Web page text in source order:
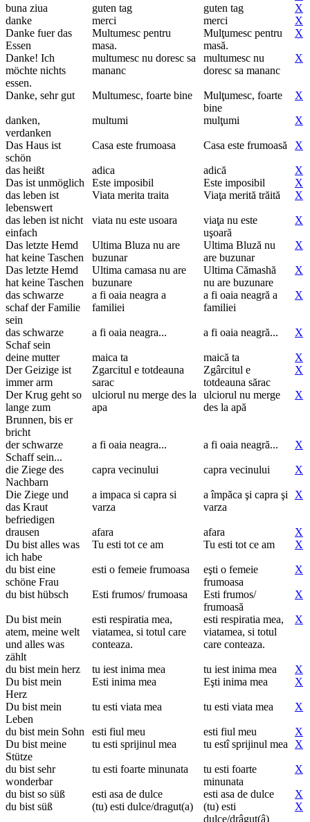
buna ziua
guten tag guten tag
X
danke
merci merci
X
Danke fuer das
Essen
Multumesc pentru
masa.
Mulţumesc pentru
masă.
X
Danke! Ich
möchte nichts
essen.
multumesc nu doresc sa
mananc
multumesc nu
doresc sa mananc
X
Danke, sehr gut Multumesc, foarte bine
Mulţumesc, foarte
bine
X
danken,
verdanken
multumi mulţumi X
Das Haus ist
schön
Casa este frumoasa Casa este frumoasă X
das heißt adica adică
X
Das ist unmöglich
Este imposibil Este imposibil
X
das leben ist
lebenswert
Viata merita traita Viaţa merită trăită X
das leben ist nicht
einfach
viata nu este usoara
viaţa nu este
uşoară
X
Das letzte Hemd
hat keine Taschen
Ultima Bluza nu are
buzunar
Ultima Bluză nu
are buzunar
X
Das letzte Hemd
hat keine Taschen
Ultima camasa nu are
buzunare
Ultima Cămashă
nu are buzunare
X
das schwarze
schaf der Familie
sein
a fi oaia neagra a
familiei
a fi oaia neagră a
familiei
X
das schwarze
Schaf sein
a fi oaia neagra... a fi oaia neagră... X
deine mutter maica ta maică ta
X
Der Geizige ist
immer arm
Zgarcitul e totdeauna
sarac
Zgârcitul e
totdeauna sărac
X
Der Krug geht so
lange zum
Brunnen, bis er
bricht
ulciorul nu merge des la
apa
ulciorul nu merge
des la apă
X
der schwarze
Schaff sein...
a fi oaia neagra... a fi oaia neagră... X
die Ziege des
Nachbarn
capra vecinului capra vecinului X
Die Ziege und
das Kraut
befriedigen
a impaca si capra si
varza
a împăca şi capra şi
varza
X
drausen afara afara
X
Du bist alles was
ich habe
Tu esti tot ce am Tu esti tot ce am X
du bist eine
schöne Frau
esti o femeie frumoasa
eşti o femeie
frumoasa
X
du bist hübsch Esti frumos/ frumoasa
Esti frumos/
frumoasă
X
Du bist mein
atem, meine welt
und alles was
zählt
esti respiratia mea,
viatamea, si totul care
conteaza.
esti respiratia mea,
viatamea, si totul
care conteaza.
X
du bist mein herz tu iest inima mea tu iest inima mea
X
Du bist mein
Herz
Esti inima mea Eşti inima mea X
Du bist mein
Leben
tu esti viata mea tu esti viata mea X
du bist mein Sohn esti fiul meu esti fiul meu
X
Du bist meine
Stütze
tu esti sprijinul mea tu estî sprijinul mea X
du bist sehr
wonderbar
tu esti foarte minunata
tu esti foarte
minunata
X
du bist so süß esti asa de dulce esti asa de dulce
X
du bist süß
(tu) esti dulce/dragut(a)
(tu) esti
dulce/drâgut(â)
X